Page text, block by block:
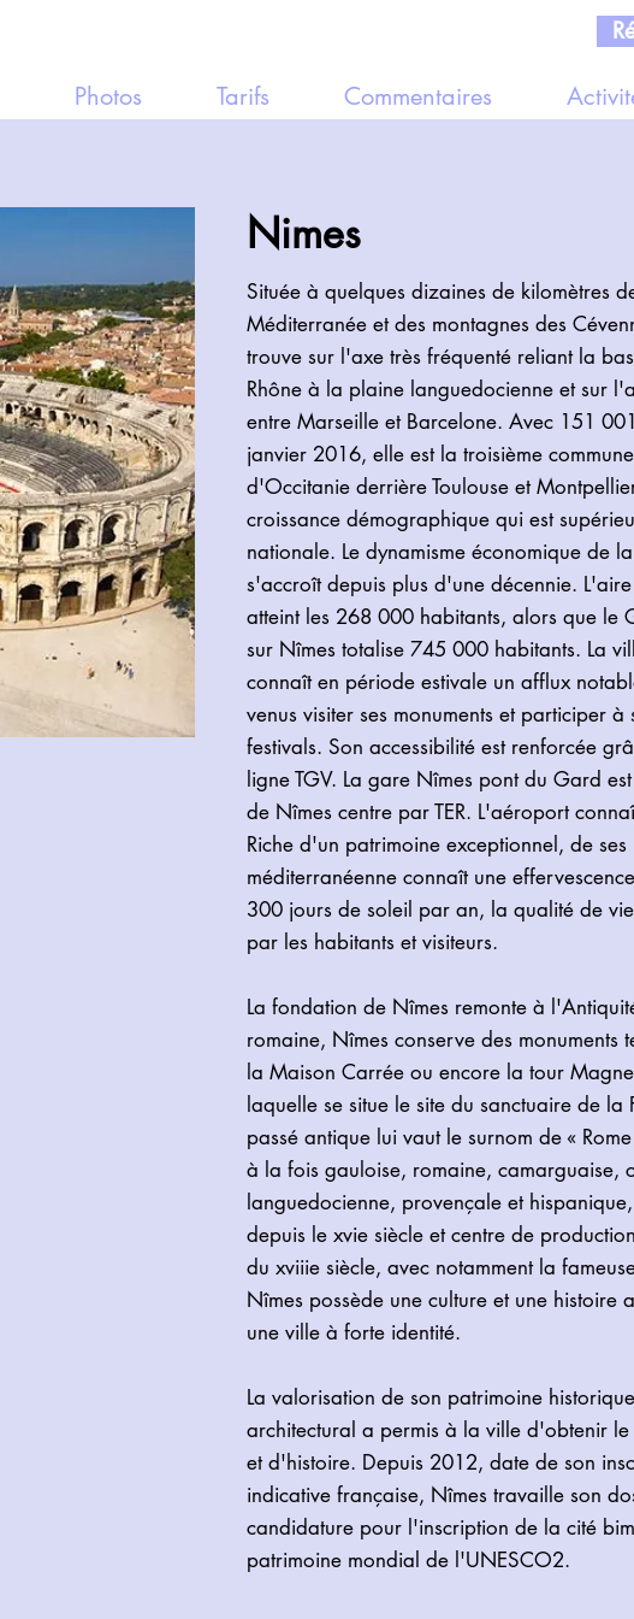
Photos Tarifs Commentaires
Nimes
Située à quelques dizaines de kilomètres
Méditerranée et des montagnes des
trouve sur l'axe très fréquenté reliant la
Rhône à la plaine languedocienne et sur
entre Marseille et Barcelone. Avec 151
janvier 2016, elle est la troisième
d'Occitanie derrière Toulouse et
croissance démographique qui est
nationale. Le dynamisme économique de
s'accroît depuis plus d'une décennie.
atteint les 268 000 habitants, alors que le
sur Nîmes totalise 745 000 habitants. La
connaît en période estivale un afflux
venus visiter ses monuments et participer à
festivals. Son accessibilité est renforcée
ligne TGV. La gare Nîmes pont du Gard
de Nîmes centre par TER. L'aéroport
Riche d'un patrimoine exceptionnel, de ses
méditerranéenne connaît une
300 jours de soleil par an, la qualité de
par les habitants et visiteurs.
La fondation de Nîmes remonte à
romaine, Nîmes conserve des monuments
la Maison Carrée ou encore la tour
laquelle se situe le site du sanctuaire de la
passé antique lui vaut le surnom de «
à la fois gauloise, romaine, camarguaise,
languedocienne, provençale et
depuis le xvie siècle et centre de
du xviiie siècle, avec notamment la
Nîmes possède une culture et une histoire
une ville à forte identité.
La valorisation de son patrimoine
architectural a permis à la ville d'obtenir
et d'histoire. Depuis 2012, date de son
indicative française, Nîmes travaille son
candidature pour l'inscription de la cité
patrimoine mondial de l'UNESCO2.